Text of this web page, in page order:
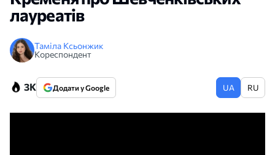
лауреатів
Таміла Ксьонжик
Кореспондент
3K Додати у Google UA RU